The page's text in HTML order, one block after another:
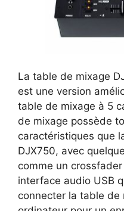
La table de mixage
est une version
table de mixage à 5
de mixage possède
caractéristiques que
DJX750, avec
comme un
interface audio USB
connecter la table de